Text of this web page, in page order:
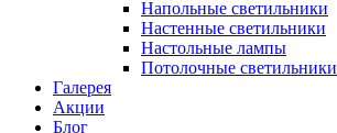
Напольные светильники
Настенные светильники
Настольные лампы
Потолочные светильники
Галерея
Акции
Блог